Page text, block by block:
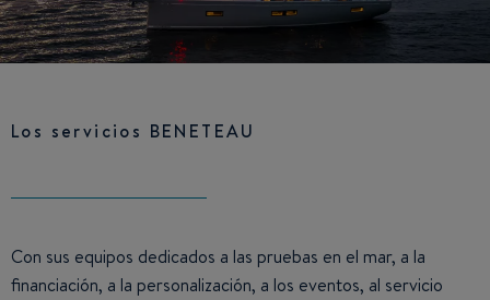
Los servicios BENETEAU
Con sus equipos dedicados a las pruebas en el mar, a la
financiación, a la personalización, a los eventos, al servicio